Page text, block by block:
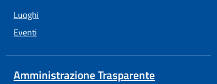
Luoghi
Eventi
Amministrazione Trasparente